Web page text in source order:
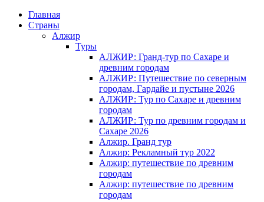
Главная
Страны
Алжир
Туры
АЛЖИР: Гранд-тур по Сахаре и
древним городам
АЛЖИР: Путешествие по северным
городам, Гардайе и пустыне 2026
АЛЖИР: Тур по Сахаре и древним
городам
АЛЖИР: Тур по древним городам и
Сахаре 2026
Алжир. Гранд тур
Алжир: Рекламный тур 2022
Алжир: путешествие по древним
городам
Алжир: путешествие по древним
городам